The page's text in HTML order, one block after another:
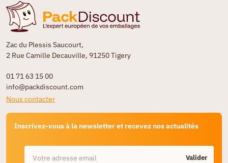
Zac du Plessis Saucourt,
2 Rue Camille Decauville, 91250 Tigery
01 71 63 15 00
info@packdiscount.com
Nous contacter
Inscrivez-vous à la newsletter et recevez nos actualités
Valider